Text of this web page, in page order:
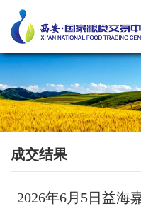
成交结果
2026年6月5日益海